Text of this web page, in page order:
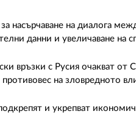
насърчаване на диалога
данни и увеличаване на
връзки с Русия очакват
на зловредното
и укрепват